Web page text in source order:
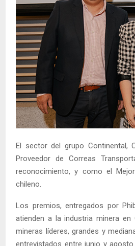
El sector del grupo Continental,
Proveedor de Correas
reconocimiento, y como el
chileno.
Los premios, entregados por
atienden a la industria minera
mineras líderes, grandes y
entrevistados entre junio y